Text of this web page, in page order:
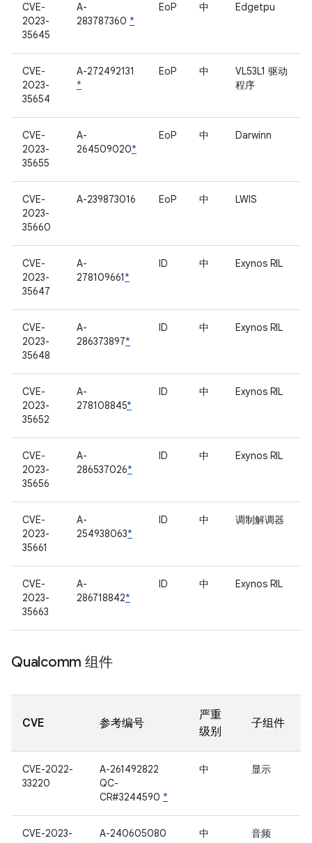
CVE-
2023-
35645
A-
283787360 *
EoP 中 Edgetpu
CVE-
2023-
35654
A-272492131
*
EoP 中
VL53L1 驱动
程序
CVE-
2023-
35655
A-
264509020*
EoP 中 Darwinn
CVE-
2023-
35660
A-239873016 EoP 中 LWIS
CVE-
2023-
35647
A-
278109661*
ID 中 Exynos RIL
CVE-
2023-
35648
A-
286373897*
ID 中 Exynos RIL
CVE-
2023-
35652
A-
278108845*
ID 中 Exynos RIL
CVE-
2023-
35656
A-
286537026*
ID 中 Exynos RIL
CVE-
2023-
35661
A-
254938063*
ID 中 调制解调器
CVE-
2023-
35663
A-
286718842*
ID 中 Exynos RIL
Qualcomm 组件
CVE 参考编号
严重
级别
子组件
CVE-2022-
33220
A-261492822
QC-
CR#3244590 *
中 显示
CVE-2023-
A-240605080
中 音频